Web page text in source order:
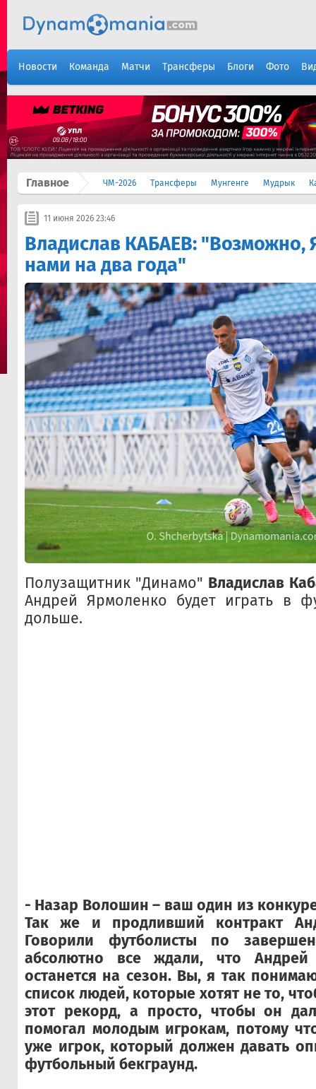
Новости Команда Матчи Трансферы Блоги Фото
Главное ЧМ-2026 Трансферы Мунгенге Мудрык
11 июня 2026 23:46
Владислав КАБАЕВ: "Возможно,
нами на два года"
Полузащитник "Динамо" Владислав
Андрей Ярмоленко будет играть в
дольше.
- Назар Волошин – ваш один из
Так же и продливший контракт
Говорили футболисты по
абсолютно все ждали, что
останется на сезон. Вы, я так
список людей, которые хотят не то,
этот рекорд, а просто, чтобы он
помогал молодым игрокам, потому
уже игрок, который должен давать
футбольный бекграунд.